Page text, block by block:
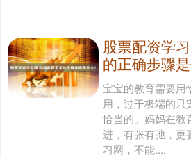
股票配资学
的正确步骤
宝宝的教育需要用
用，过于极端的只
恰当的。妈妈在教
进，有张有弛，更
习网，不能....